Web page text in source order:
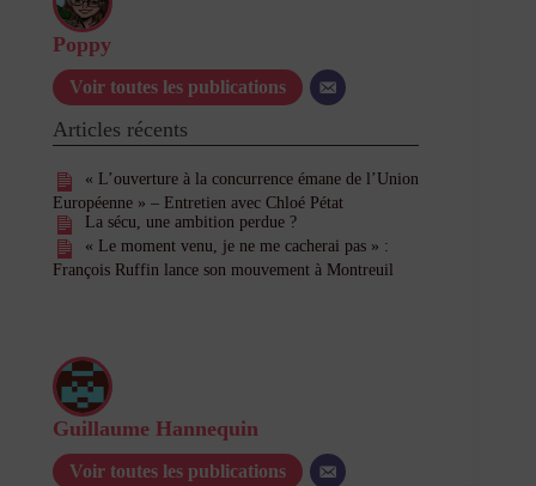
Poppy
Voir toutes les publications
Articles récents
« L’ouverture à la concurrence émane de l’Union
Européenne » – Entretien avec Chloé Pétat
La sécu, une ambition perdue ?
« Le moment venu, je ne me cacherai pas » :
François Ruffin lance son mouvement à Montreuil
Guillaume Hannequin
Voir toutes les publications